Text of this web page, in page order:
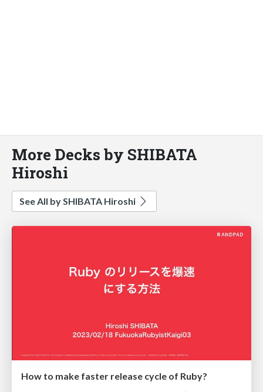
More Decks by SHIBATA
Hiroshi
See All by SHIBATA Hiroshi
How to make faster release cycle of Ruby?